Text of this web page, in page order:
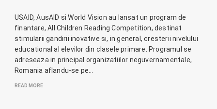
USAID, AusAID si World Vision au lansat un program de
finantare, All Children Reading Competition, destinat
stimularii gandirii inovative si, in general, cresterii nivelului
educational al elevilor din clasele primare. Programul se
adreseaza in principal organizatiilor neguvernamentale,
Romania aflandu-se pe…
READ MORE